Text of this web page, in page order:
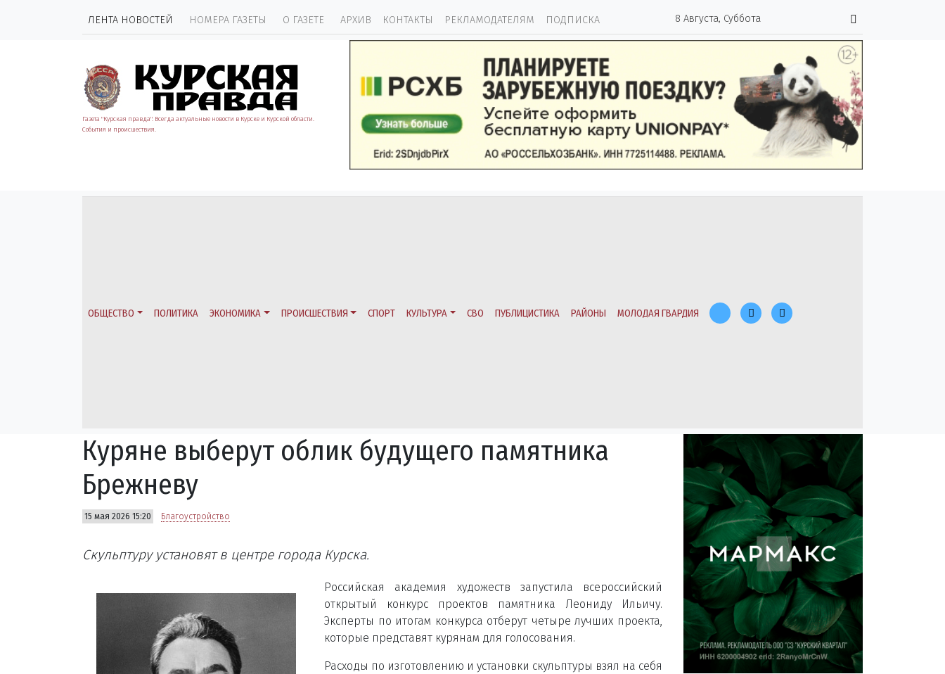
ЛЕНТА НОВОСТЕЙ НОМЕРА ГАЗЕТЫ О ГАЗЕТЕ АРХИВ КОНТАКТЫ РЕКЛАМОДАТЕЛЯМ ПОДПИСКА 8 Августа, Суббота
Газета "Курская правда". Всегда актуальные новости в Курске и Курской области.
События и происшествия.
ОБЩЕСТВО ПОЛИТИКА ЭКОНОМИКА ПРОИСШЕСТВИЯ СПОРТ КУЛЬТУРА СВО ПУБЛИЦИСТИКА РАЙОНЫ МОЛОДАЯ ГВАРДИЯ
Куряне выберут облик будущего памятника
Брежневу
15 мая 2026 15:20 Благоустройство
Скульптуру установят в центре города Курска.
Российская академия художеств запустила всероссийский
открытый конкурс проектов памятника Леониду Ильичу.
Эксперты по итогам конкурса отберут четыре лучших проекта,
которые представят курянам для голосования.
Расходы по изготовлению и установки скульптуры взял на себя